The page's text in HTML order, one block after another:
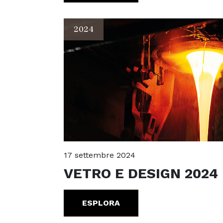
2024
17 settembre 2024
VETRO E DESIGN 2024
ESPLORA